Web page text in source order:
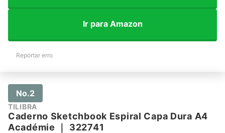
Ir para Amazon
Reportar erro
No.2
TILIBRA
Caderno Sketchbook Espiral Capa Dura A4
Académie
322741